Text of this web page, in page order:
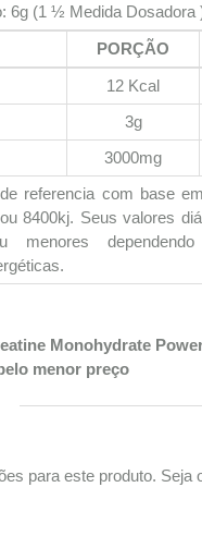
6g (1 ½ Medida Dosadora
PORÇÃO
12 Kcal
3g
3000mg
referencia com base
8400kj. Seus valores
menores
Monohydrate
menor preço
para este produto. Seja